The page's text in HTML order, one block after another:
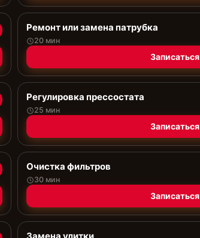
Ремонт или замена патрубка
20 мин
Записаться
Регулировка прессостата
25 мин
Записаться
Очистка фильтров
30 мин
Записаться